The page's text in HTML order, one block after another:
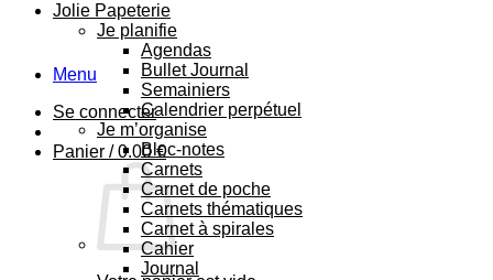
Menu
Se connecter
Panier /0.00€
Jolie Papeterie
Je planifie
Agendas
Bullet Journal
Semainiers
Calendrier perpétuel
Je m’organise
Bloc-notes
Carnets
Carnet de poche
Carnets thématiques
Carnet à spirales
Cahier
Journal